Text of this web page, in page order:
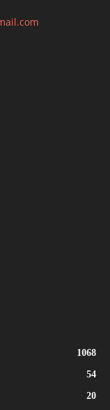
1068
54
20